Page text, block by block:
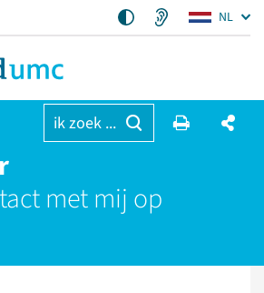
NL
ik zoek ...
met mij op